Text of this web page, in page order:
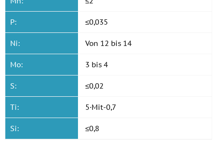
P: ≤0,035
Ni: Von 12 bis 14
Mo: 3 bis 4
S: ≤0,02
Ti: 5·Mit-0,7
Si: ≤0,8